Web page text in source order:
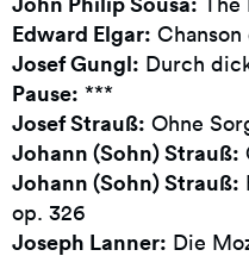
Edward Elgar: Chanson
Josef Gungl: Durch
Pause: ***
Josef Strauß: Ohne
Johann (Sohn) Strauß:
Johann (Sohn) Strauß:
op. 326
Joseph Lanner: Die